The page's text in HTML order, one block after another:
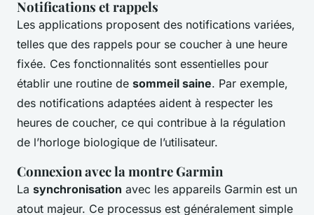
Notifications et rappels
Les applications proposent des notifications variées,
telles que des rappels pour se coucher à une heure
fixée. Ces fonctionnalités sont essentielles pour
établir une routine de sommeil saine. Par exemple,
des notifications adaptées aident à respecter les
heures de coucher, ce qui contribue à la régulation
de l’horloge biologique de l’utilisateur.
Connexion avec la montre Garmin
La synchronisation avec les appareils Garmin est un
atout majeur. Ce processus est généralement simple